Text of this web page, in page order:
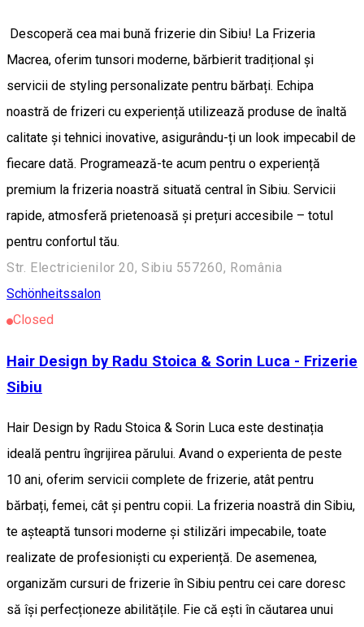
Descoperă cea mai bună frizerie din Sibiu! La Frizeria
Macrea, oferim tunsori moderne, bărbierit tradițional și
servicii de styling personalizate pentru bărbați. Echipa
noastră de frizeri cu experiență utilizează produse de înaltă
calitate și tehnici inovative, asigurându-ți un look impecabil de
fiecare dată. Programează-te acum pentru o experiență
premium la frizeria noastră situată central în Sibiu. Servicii
rapide, atmosferă prietenoasă și prețuri accesibile – totul
pentru confortul tău.
Str. Electricienilor 20, Sibiu 557260, România
Schönheitssalon
Closed
Hair Design by Radu Stoica & Sorin Luca - Frizerie
Sibiu
Hair Design by Radu Stoica & Sorin Luca este destinația
ideală pentru îngrijirea părului. Avand o experienta de peste
10 ani, oferim servicii complete de frizerie, atât pentru
bărbați, femei, cât și pentru copii. La frizeria noastră din Sibiu,
te așteaptă tunsori moderne și stilizări impecabile, toate
realizate de profesioniști cu experiență. De asemenea,
organizăm cursuri de frizerie în Sibiu pentru cei care doresc
să își perfecționeze abilitățile. Fie că ești în căutarea unui